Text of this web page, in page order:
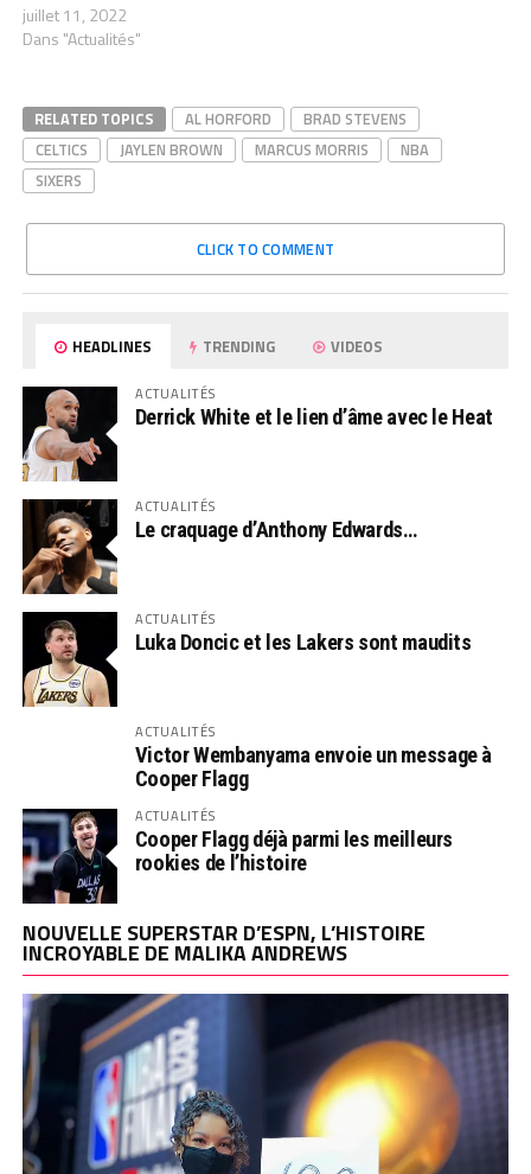
juillet 11, 2022
Dans "Actualités"
RELATED TOPICS AL HORFORD
BRAD STEVENS
CELTICS
JAYLEN BROWN MARCUS MORRIS
NBA
SIXERS
CLICK TO COMMENT
HEADLINES TRENDING VIDEOS
ACTUALITÉS
Derrick White et le lien d’âme avec le Heat
ACTUALITÉS
Le craquage d’Anthony Edwards…
ACTUALITÉS
Luka Doncic et les Lakers sont maudits
ACTUALITÉS
Victor Wembanyama envoie un message à
Cooper Flagg
ACTUALITÉS
Cooper Flagg déjà parmi les meilleurs
rookies de l’histoire
NOUVELLE SUPERSTAR D’ESPN, L’HISTOIRE
INCROYABLE DE MALIKA ANDREWS